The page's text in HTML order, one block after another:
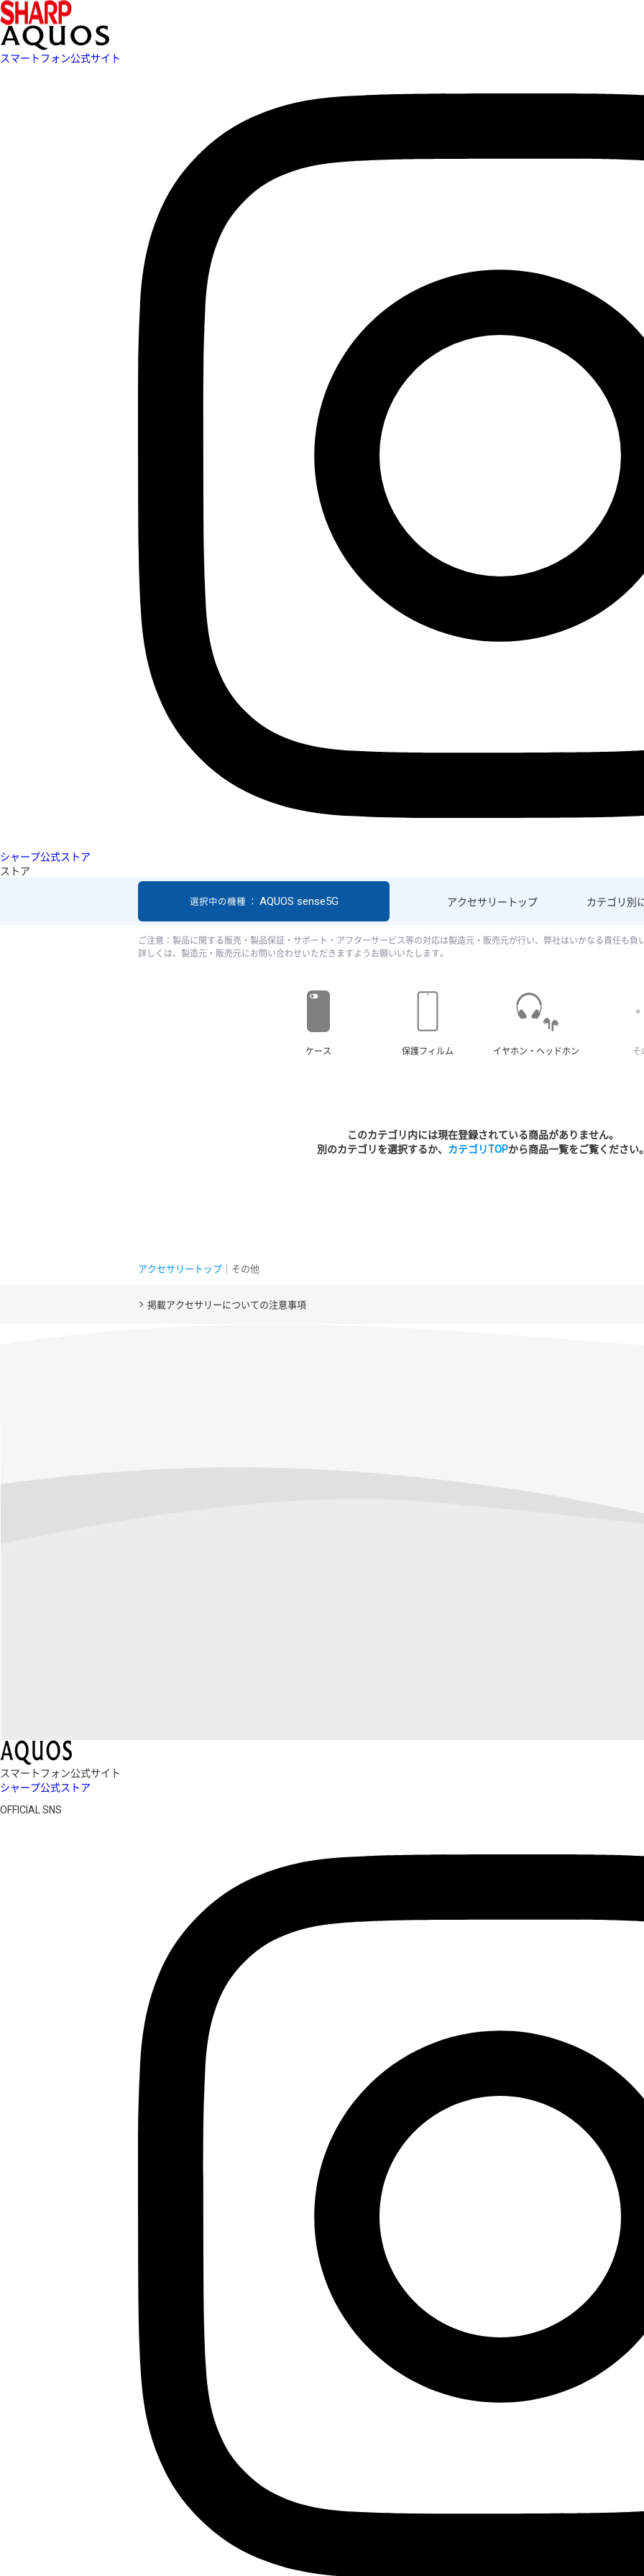
スマートフォン公式サイト
シャープ公式ストア
ストア
アクセサリー トップ カテゴリ別
選択中の機種 ： AQUOS sense5G
ご注意：製品に関する販売・製品保証・サポート・アフターサービス等の対応は製造元・販売元が行い、弊社はいかなる責任も負
詳しくは、製造元・販売元にお問い合わせいただきますようお願いいたします。
ケース 保護フィルム イヤホン・ヘッドホン そ
このカテゴリ内には現在登録されている商品がありません。
別のカテゴリを選択するか、 カテゴリTOPから商品一覧をご覧ください
アクセサリートップ ｜その他
掲載アクセサリーについての注意事項
スマートフォン公式サイト
シャープ公式ストア
OFFICIAL SNS